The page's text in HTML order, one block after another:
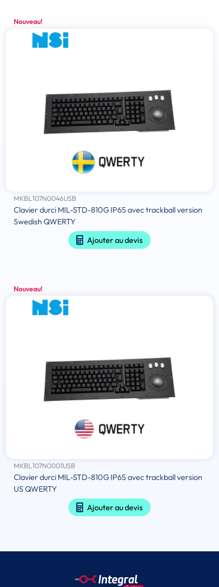
Nouveau!
MKBL107N0046USB
Clavier durci MIL-STD-810G IP65 avec trackball version
Swedish QWERTY
Ajouter au devis
Nouveau!
MKBL107N0001USB
Clavier durci MIL-STD-810G IP65 avec trackball version
US QWERTY
Ajouter au devis